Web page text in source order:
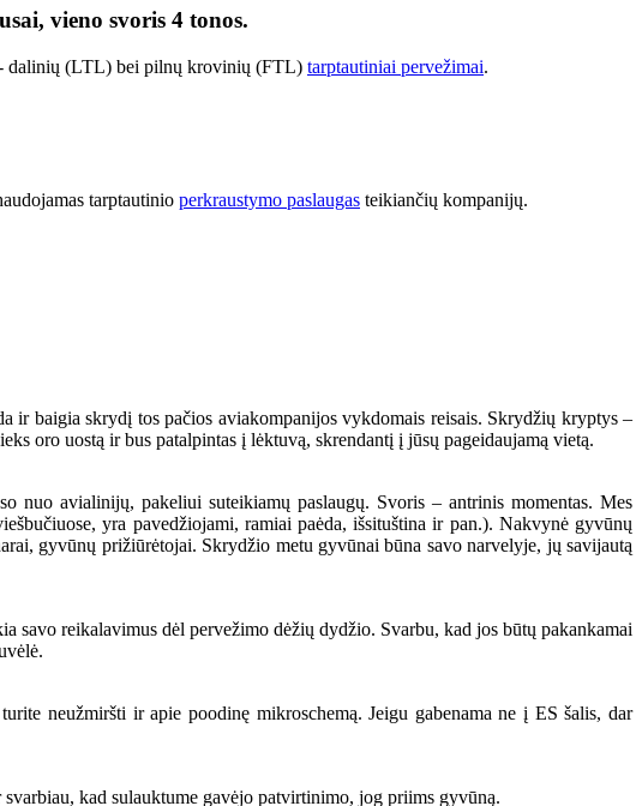
vieno svoris 4 tonos.
dalinių (LTL) bei pilnų krovinių (FTL) tarptautiniai pervežimai.
tarptautinio perkraustymo paslaugas teikiančių kompanijų.
ir baigia skrydį tos pačios aviakompanijos vykdomais reisais. Skrydžių kryptys –
oro uostą ir bus patalpintas į lėktuvą, skrendantį į jūsų pageidaujamą vietą.
nuo avialinijų, pakeliui suteikiamų paslaugų. Svoris – antrinis momentas. Mes
yra pavedžiojami, ramiai paėda, išsituština ir pan.). Nakvynė gyvūnų
gyvūnų prižiūrėtojai. Skrydžio metu gyvūnai būna savo narvelyje, jų savijautą
savo reikalavimus dėl pervežimo dėžių dydžio. Svarbu, kad jos būtų pakankamai
neužmiršti ir apie poodinę mikroschemą. Jeigu gabenama ne į ES šalis, dar
kad sulauktume gavėjo patvirtinimo, jog priims gyvūną.